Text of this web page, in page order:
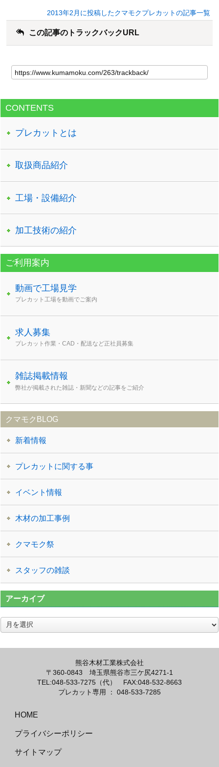
2013年2月に投稿したクマモクプレカットの記事一覧
この記事のトラックバックURL
CONTENTS
プレカットとは
取扱商品紹介
工場・設備紹介
加工技術の紹介
ご利用案内
動画で工場見学
プレカット工場を動画でご案内
求人募集
プレカット作業・CAD・配送など正社員募集
雑誌掲載情報
弊社が掲載された雑誌・新聞などの記事をご紹介
クマモクBLOG
新着情報
プレカットに関する事
イベント情報
木材の加工事例
クマモク祭
スタッフの雑談
アーカイブ
ア
ー
熊谷木材工業株式会社
〒360-0843 埼玉県熊谷市三ケ尻4271-1
TEL:048-533-7275（代）
FAX:048-532-8663
プレカット専用 ： 048-533-7285
HOME
プライバシーポリシー
サイトマップ